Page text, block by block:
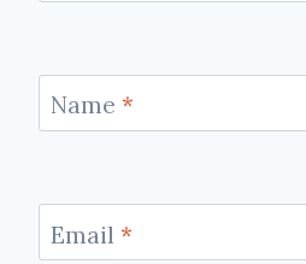
Name *
Email *